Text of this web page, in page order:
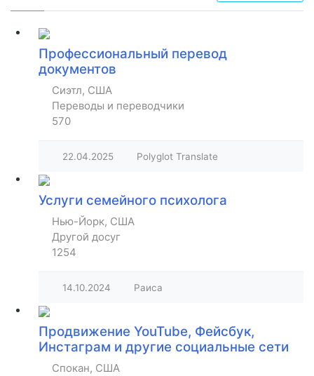
Профессиональный перевод
документов
Сиэтл, США
Переводы и переводчики
570
22.04.2025 Polyglot Translate
Услуги семейного психолога
Нью-Йорк, США
Другой досуг
1254
14.10.2024 Раиса
Продвижение YouTube, Фейсбук,
Инстаграм и другие социальные сети
Спокан, США